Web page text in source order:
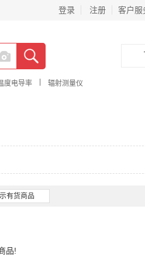
客户服
登录 注册
度电导率 辐射测量仪
有货商品
品!